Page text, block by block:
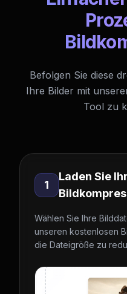
Befolgen Sie diese
Ihre Bilder mit
Tool zu
1
Laden Sie
Wählen Sie Ihre
unseren kostenlosen
die Dateigröße zu